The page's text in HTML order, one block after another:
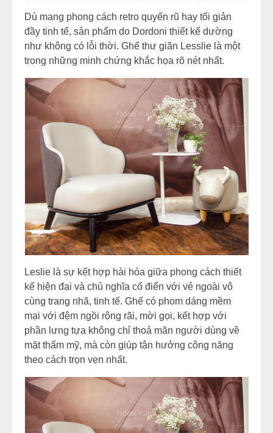
Dù mang phong cách retro quyến rũ hay tối giản
đầy tinh tế, sản phẩm do Dordoni thiết kế dường
như không có lỗi thời. Ghế thư giãn Lesslie là một
trong những minh chứng khắc họa rõ nét nhất.
Leslie là sự kết hợp hài hòa giữa phong cách thiết
kế hiện đại và chủ nghĩa cổ điển với vẻ ngoài vô
cùng trang nhã, tinh tế. Ghế có phom dáng mềm
mại với đệm ngồi rộng rãi, mời gọi, kết hợp với
phần lưng tựa không chỉ thoả mãn người dùng về
mặt thẩm mỹ, mà còn giúp tận hưởng công năng
theo cách trọn vẹn nhất.